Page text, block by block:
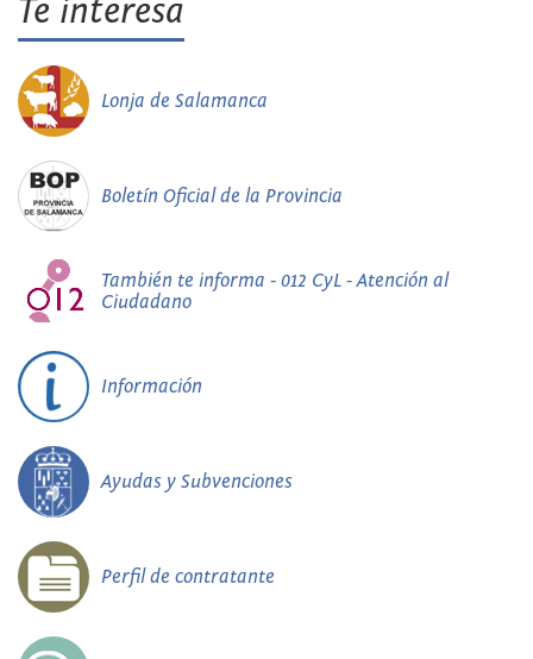
Te interesa
Lonja de Salamanca
Boletín Oficial de la Provincia
También te informa - 012 CyL - Atención al
Ciudadano
Información
Ayudas y Subvenciones
Perfil de contratante